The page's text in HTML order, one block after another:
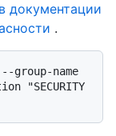
документации
.
group-name
"SECURITY